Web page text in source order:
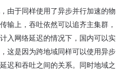
由于同样使用了异步并行加速的物
输上，吞吐依然可以追齐主集群，
入网络延迟的情况下，国内可以实
这是因为跨地域同样可以使用异步
迟和吞吐之间的关系。同时地域之